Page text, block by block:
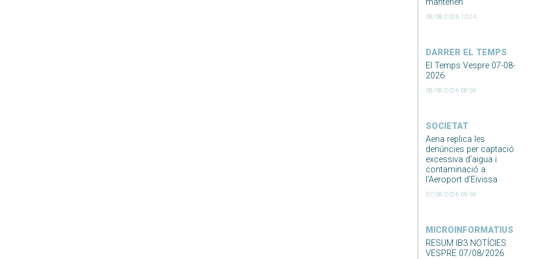
08/08/2026 10:24
DARRER EL TEMPS
El Temps Vespre 07-08-
2026
08/08/2026 08:59
SOCIETAT
Aena replica les
denúncies per captació
excessiva d’aigua i
contaminació a
l’Aeroport d’Eivissa
07/08/2026 09:59
MICROINFORMATIUS
RESUM IB3 NOTÍCIES
VESPRE 07/08/2026